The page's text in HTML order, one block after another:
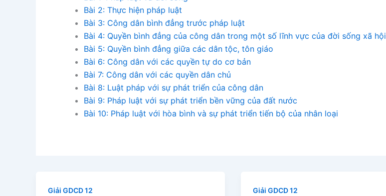
Bài 2: Thực hiện pháp luật
Bài 3: Công dân bình đẳng trước pháp luật
Bài 4: Quyền bình đẳng của công dân trong một số lĩnh vực của đời sống xã hội
Bài 5: Quyền bình đẳng giữa các dân tộc, tôn giáo
Bài 6: Công dân với các quyền tự do cơ bản
Bài 7: Công dân với các quyền dân chủ
Bài 8: Luật pháp với sự phát triển của công dân
Bài 9: Pháp luật với sự phát triển bền vững của đất nước
Bài 10: Pháp luật với hòa bình và sự phát triển tiến bộ của nhân loại
Giải GDCD 12 Giải GDCD 12